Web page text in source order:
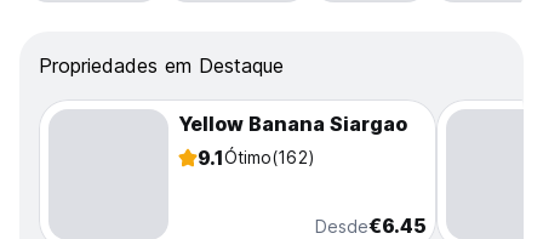
Propriedades em Destaque
Yellow Banana Siargao
9.1Ótimo(162)
Desde€6.45